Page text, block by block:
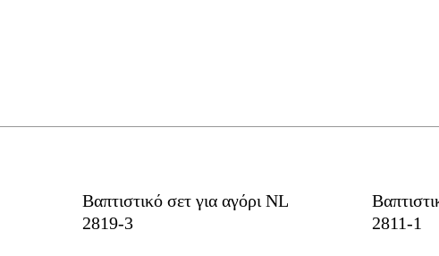
Βαπτιστικό σετ για αγόρι NL
2819-3
has
multiple
2811-1
has
multiple